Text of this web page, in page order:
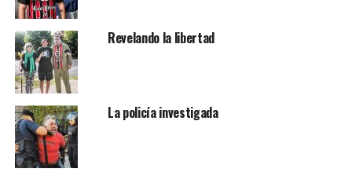
Revelando la libertad
La policía investigada